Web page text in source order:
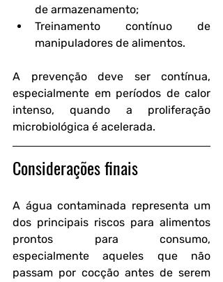
de armazenamento;
Treinamento contínuo de
manipuladores de alimentos.
A prevenção deve ser contínua,
especialmente em períodos de calor
intenso, quando a proliferação
microbiológica é acelerada.
Considerações finais
A água contaminada representa um
dos principais riscos para alimentos
prontos para consumo,
especialmente aqueles que não
passam por cocção antes de serem